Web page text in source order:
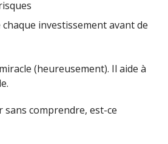
investissement avant de
(heureusement). Il aide à
sans comprendre, est-ce